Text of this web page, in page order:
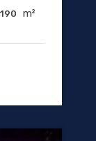
190 m²